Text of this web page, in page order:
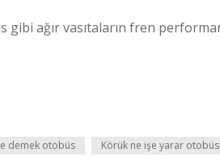
ağır vasıtaların fren
demek otobüs Körük ne işe yarar otobüs